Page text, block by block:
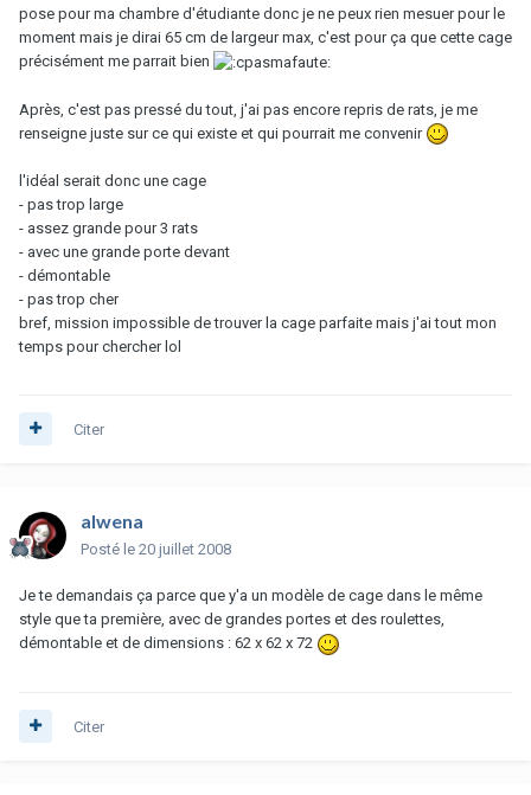
pose pour ma chambre d'étudiante donc je ne peux rien mesuer pour le
moment mais je dirai 65 cm de largeur max, c'est pour ça que cette cage
précisément me parrait bien
Après, c'est pas pressé du tout, j'ai pas encore repris de rats, je me
renseigne juste sur ce qui existe et qui pourrait me convenir
l'idéal serait donc une cage
- pas trop large
- assez grande pour 3 rats
- avec une grande porte devant
- démontable
- pas trop cher
bref, mission impossible de trouver la cage parfaite mais j'ai tout mon
temps pour chercher lol
Citer
alwena
Posté le 20 juillet 2008
Je te demandais ça parce que y'a un modèle de cage dans le même
style que ta première, avec de grandes portes et des roulettes,
démontable et de dimensions : 62 x 62 x 72
Citer